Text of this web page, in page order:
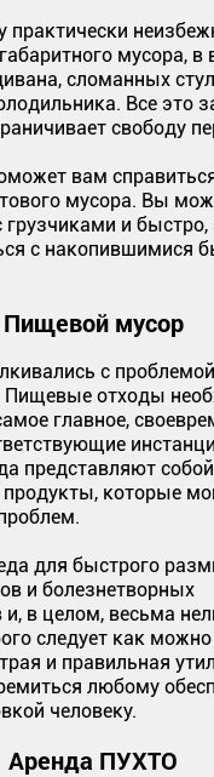
мусора, в
сломанных
Все это
свободу
вам
мусора. Вы
грузчиками и
с накопившимися
Пищевой мусор
с
Пищевые отходы
главное,
представляют собой
которые
для быстрого
и болезнетворных
в целом, весьма
следует как
и правильная
любому
человеку.
Аренда ПУХТО